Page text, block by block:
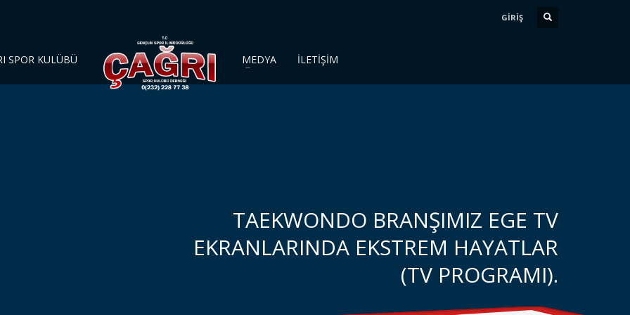
GİRİŞ
SPOR KULÜBÜ MEDYA İLETİŞİM
TAEKWONDO BRANŞIMIZ EGE TV
EKRANLARINDA EKSTREM HAYATLAR
(TV PROGRAMI).